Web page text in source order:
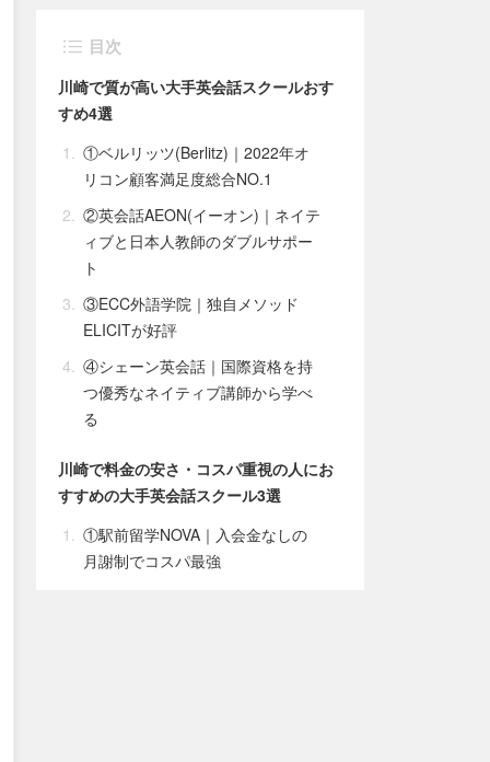
目次
川崎で質が高い大手英会話スクールおす
すめ4選
①ベルリッツ(Berlitz)｜2022年オ
リコン顧客満足度総合NO.1
②英会話AEON(イーオン)｜ネイテ
ィブと日本人教師のダブルサポー
ト
③ECC外語学院｜独自メソッド
ELICITが好評
④シェーン英会話｜国際資格を持
つ優秀なネイティブ講師から学べ
る
川崎で料金の安さ・コスパ重視の人にお
すすめの大手英会話スクール3選
①駅前留学NOVA｜入会金なしの
月謝制でコスパ最強